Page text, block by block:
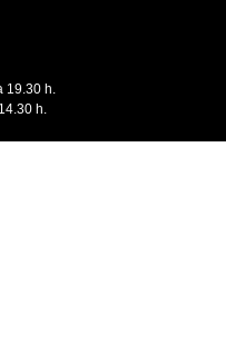
19.30 h.
h.